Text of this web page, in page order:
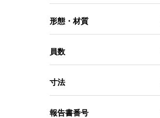
形態・材質
員数
寸法
報告書番号